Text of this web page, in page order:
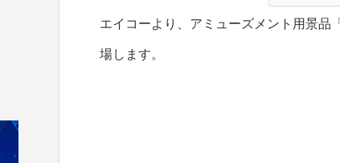
エイコーより、アミューズメント用景品「
場します。